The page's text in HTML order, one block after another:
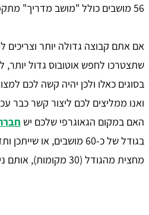
56 מושבים כולל "מושב מדריך" מתקפל הנמצא בקדמת הרכב.
שתצטרכו לחפש אוטובוס גדול יותר,
בסוגים כאלו ולכן יהיה קשה לכם
ואנו ממליצים לכם ליצור קשר כבר
האם במקום הגאוגרפי שלכם יש
מחצית מהגודל (30 מקומות), אותם ניתן להשיג בקלות יותר.